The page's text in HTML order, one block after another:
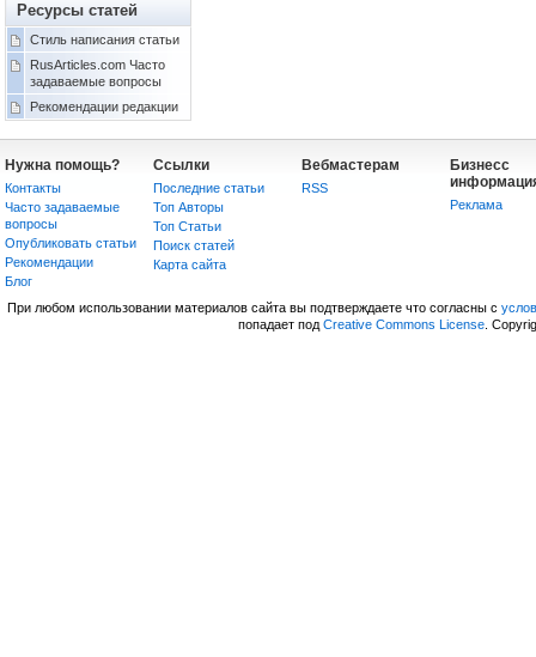
Ресурсы статей
Стиль написания статьи
RusArticles.com Часто
задаваемые вопросы
Рекомендации редакции
Нужна помощь?
Контакты
Часто задаваемые
вопросы
Опубликовать статьи
Рекомендации
Блог
Ссылки
Последние статьи
Топ Авторы
Топ Статьи
Поиск статей
Карта сайта
Вебмастерам
RSS
Бизнесс
Реклама
При любом использовании материалов сайта вы подтверждаете что согласны с
попадает под Creative Commons License.